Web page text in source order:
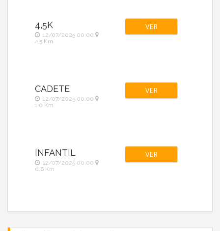
4,5K
12/07/2025 00:00
4,5 Km
VER
CADETE
12/07/2025 00:00
1,0 Km
VER
INFANTIL
12/07/2025 00:00
0,6 Km
VER